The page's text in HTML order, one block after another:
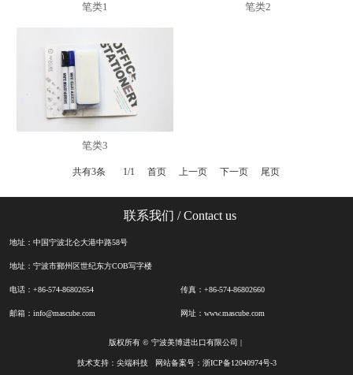
笔类1 笔类2
笔类3
共有3条 1/1 首页 上一页 下一页 尾页
联系我们 / Contact us
地址：中国宁波北仑大港中路58号
地址：宁波市鄞州区世纪东方COB写字楼
电话：+86-574-86802654 传真：+86-574-86802660
邮箱：info@mascube.com 网址：www.mascube.com
版权所有 © 宁波美博进出口有限公司 |
技术支持： 尖端科技网站备案号： 浙ICP备12040974号-3